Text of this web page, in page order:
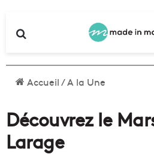
Accueil/A la Une
Découvrez le
Larage